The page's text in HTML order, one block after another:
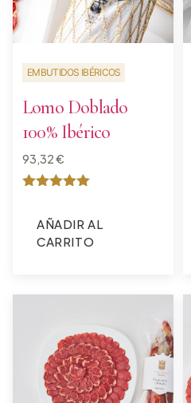
EMBUTIDOS IBÉRICOS
Lomo Doblado
100% Ibérico
93,32€
de 5
AÑADIR AL
CARRITO